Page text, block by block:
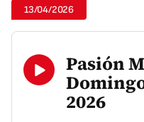
13/04/2026
Pasión
2026